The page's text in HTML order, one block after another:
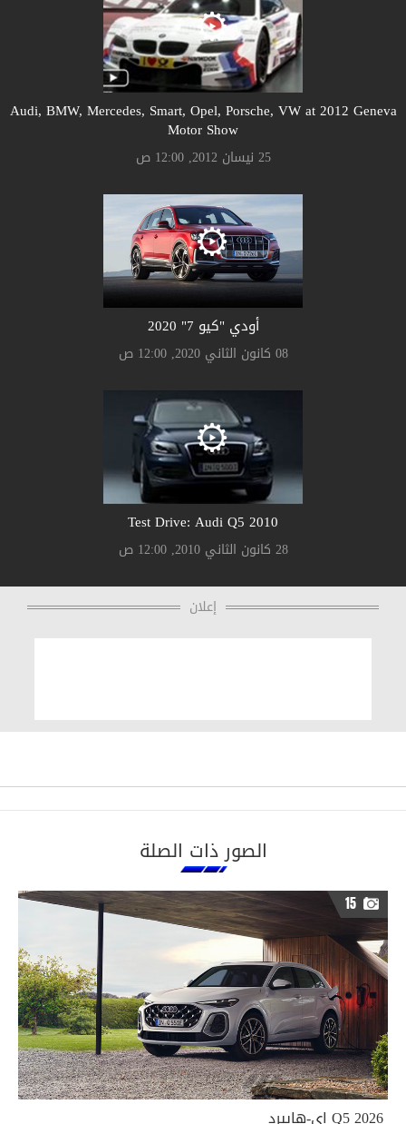
Audi, BMW, Mercedes, Smart, Opel, Porsche, VW at 2012 Geneva
Motor Show
25 نيسان 2012, 12:00 ص
أودي "كيو 7" 2020
08 كانون الثاني 2020, 12:00 ص
Test Drive: Audi Q5 2010
28 كانون الثاني 2010, 12:00 ص
إعلان
الصور ذات الصلة
15
2026 Q5 إي-هايبرد